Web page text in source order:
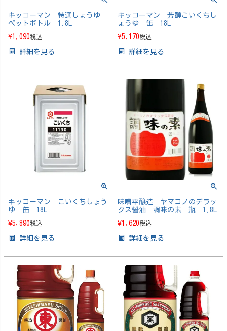
キッコーマン 特選しょうゆ
ペットボトル 1.8L
¥1,090税込
詳細を見る
キッコーマン 芳醇こいくちし
ょうゆ 缶 18L
¥5,170税込
詳細を見る
キッコーマン こいくちしょう
ゆ 缶 18L
¥5,890税込
詳細を見る
味噌平醸造 ヤマコノのデラッ
クス醤油 調味の素 瓶 1.8L
¥1,620税込
詳細を見る